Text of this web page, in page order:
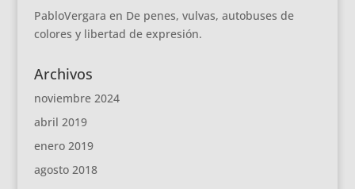
PabloVergara en De penes, vulvas, autobuses de
colores y libertad de expresión.
Archivos
noviembre 2024
abril 2019
enero 2019
agosto 2018